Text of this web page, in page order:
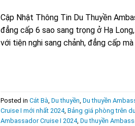
Cập Nhật Thông Tin Du Thuyền
đẳng cấp 6 sao sang trọng ở Hạ
với tiện nghi sang chảnh, đẳng cấp
Posted in Cát Bà Du thuyền Du thuyền
Cruise I mới nhất 2024, Bảng giá phòng trên
Ambassador Cruise I 2024, Du thuyền